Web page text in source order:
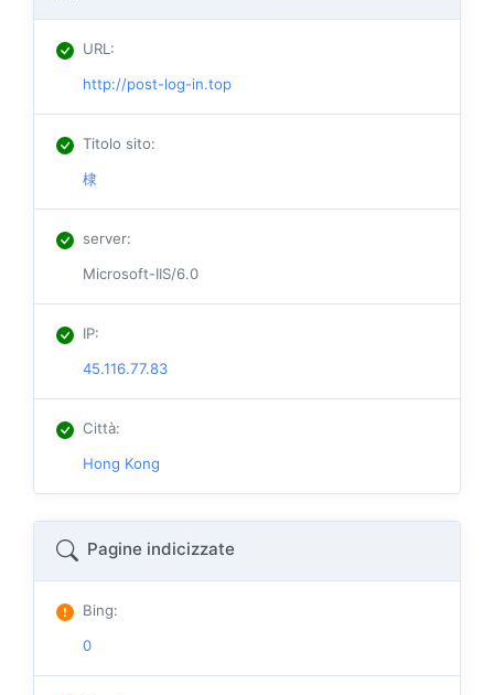
URL:
http://post-log-in.top
Titolo sito:
棣
server:
Microsoft-IIS/6.0
IP:
45.116.77.83
Città:
Hong Kong
Pagine indicizzate
Bing:
0